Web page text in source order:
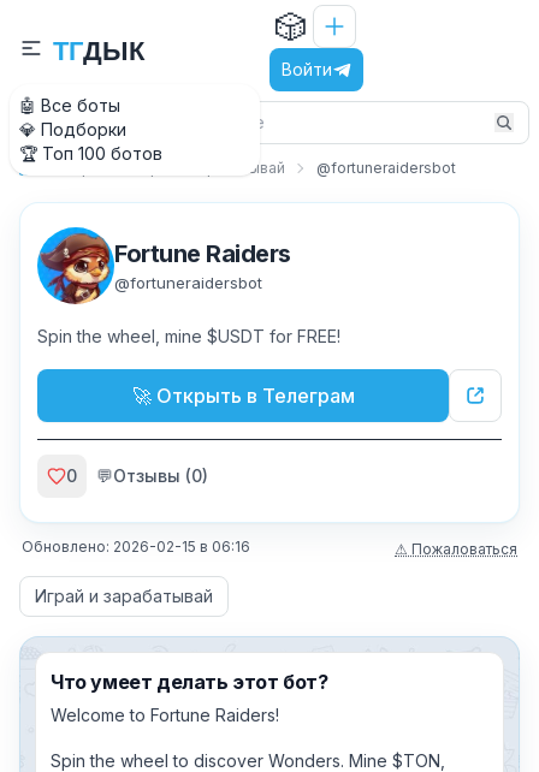
🤖 Все боты
💎 Подборки
🏆 Топ 100 ботов
ТГДЫК
🎲
Войти
Главная Играй и зарабатывай @fortuneraidersbot
Fortune Raiders
@fortuneraidersbot
Spin the wheel, mine $USDT for FREE!
🚀 Открыть в Телеграм
0 💬Отзывы (0)
Обновлено: 2026-02-15 в 06:16 ⚠ Пожаловаться
Играй и зарабатывай
Что умеет делать этот бот?
Welcome to Fortune Raiders!
Spin the wheel to discover Wonders. Mine $TON,